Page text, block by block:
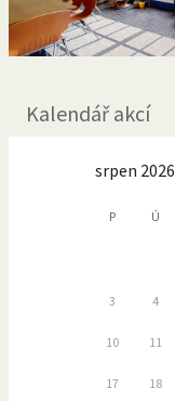
Kalendář akcí
srpen 2026
P Ú
3 4
10 11
17 18